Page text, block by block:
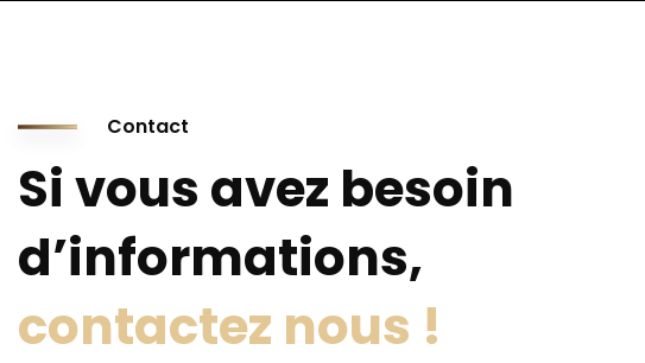
Contact
Si vous avez besoin
d’informations,
contactez nous !